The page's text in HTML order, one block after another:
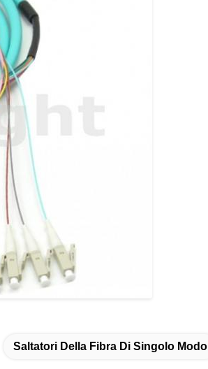
Saltatori Della Fibra Di Singolo Modo